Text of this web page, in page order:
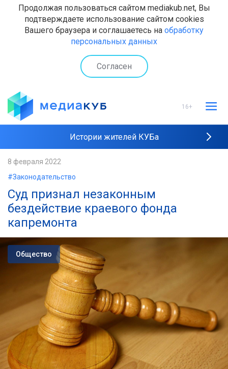
Продолжая пользоваться сайтом mediakub.net, Вы
подтверждаете использование сайтом cookies
Вашего браузера и соглашаетесь на обработку
персональных данных
Согласен
16+
Истории жителей КУБа
8 февраля 2022
#Законодательство
Суд признал незаконным
бездействие краевого фонда
капремонта
Общество